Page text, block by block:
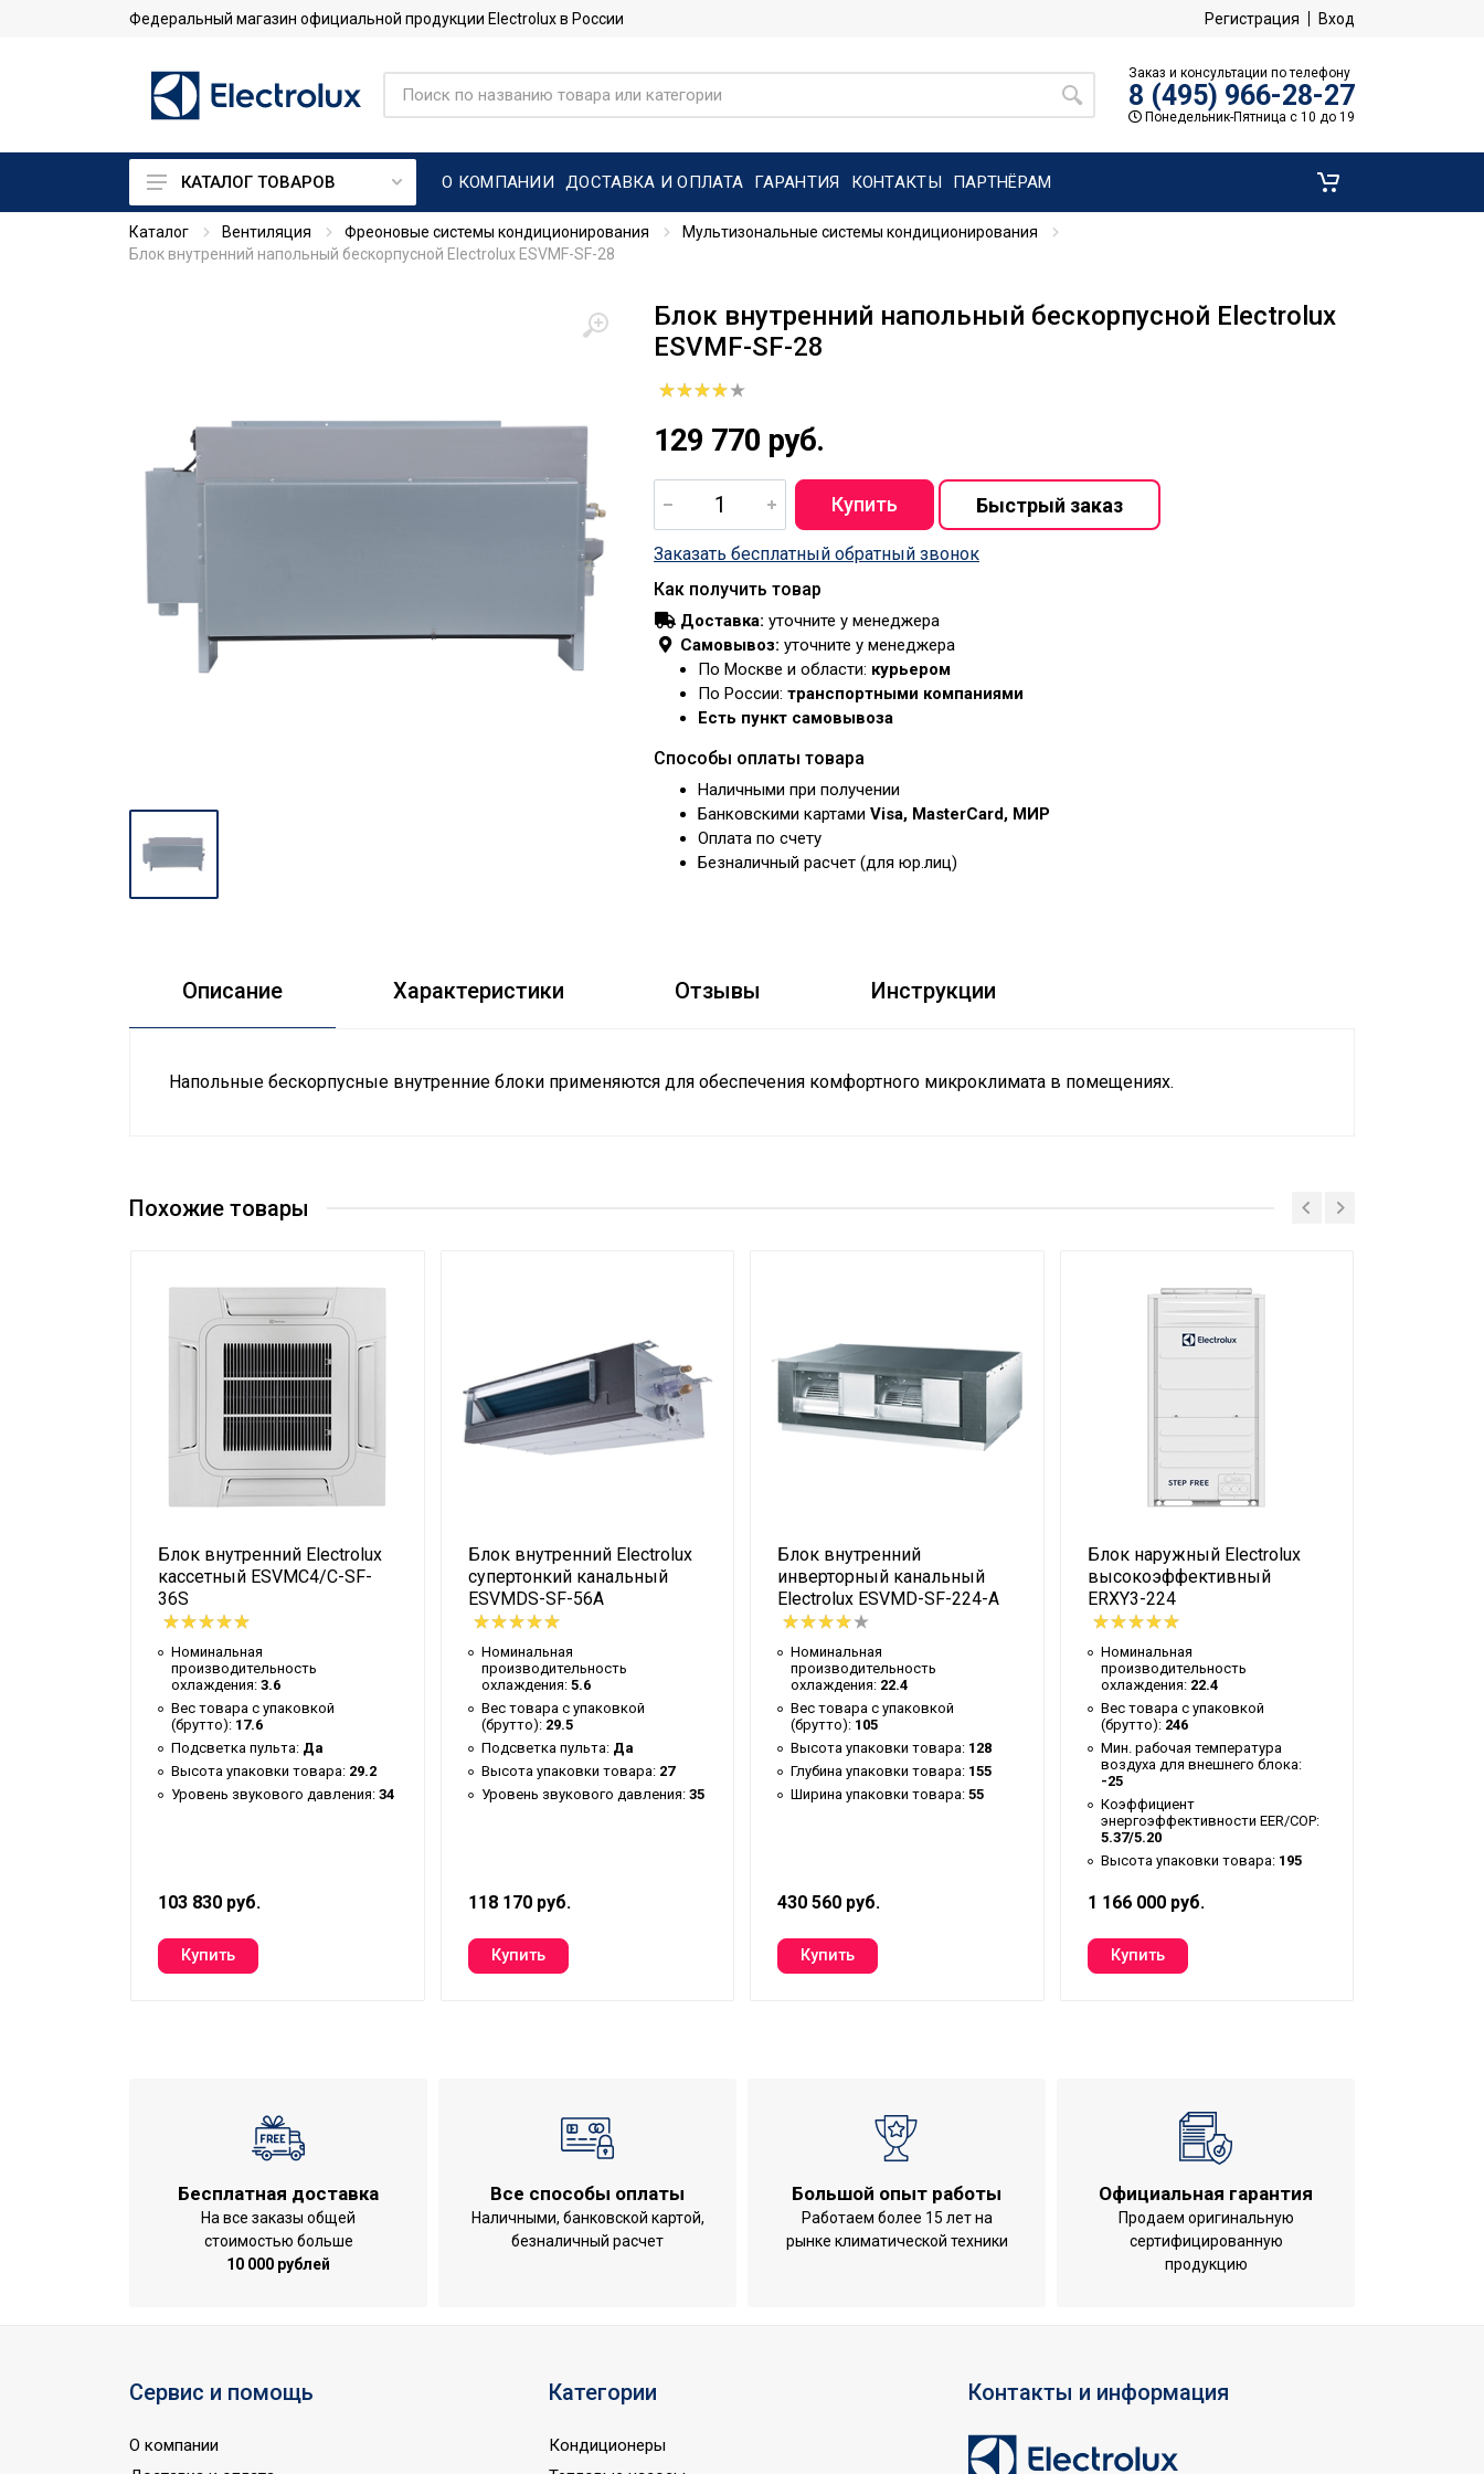
Федеральный магазин официальной продукции Electrolux в России Регистрация Вход
Заказ и консультации по телефону
8 (495) 966-28-27
Понедельник-Пятница с 10 до 19
Кондиционеры
КАТАЛОГ ТОВАРОВ О КОМПАНИИ ДОСТАВКА И ОПЛАТА ГАРАНТИЯ КОНТАКТЫ ПАРТНЁРАМ
Каталог Вентиляция Фреоновые системы кондиционирования
Мультизональные системы кондиционирования
Блок внутренний напольный бескорпусной Electrolux ESVMF-SF-28
Блок внутренний напольный бескорпусной Electrolux
ESVMF-SF-28
129 770 руб.
Заказать бесплатный обратный звонок
Как получить товар
Доставка: уточните у менеджера
Самовывоз: уточните у менеджера
По Москве и области: курьером
По России: транспортными компаниями
Есть пункт самовывоза
Способы оплаты товара
Наличными при получении
Банковскими картами Visa, MasterCard, МИР
Оплата по счету
Безналичный расчет (для юр.лиц)
Описание Характеристики Отзывы Инструкции
Напольные бескорпусные внутренние блоки применяются для обеспечения комфортного микроклимата в помещениях.
Высота упаковки товара
Бренд
Тип блока
Напольный
Гарантийный срок
3 года
ESVMF-SF
Высота товара
Уровень шума внутр. блока
Глубина товара
62
Срок службы
7 лет
Ширина товара
Эффективен для помещ. площадью до
28
Фильтры очистки воздуха
Воздушный фильтр
Вид управления
Дистанционное беспроводное
Инверторная технология
Нет
Вес товара (нетто)
18
Макс. производительность охлаждения
2.8
Производительность по воздуху
510
Потребляемая мощность в режиме нагрева
Область применения
Кондиционирование
Класс пылевлагозащищенности
IPX0
Страна производства
КНР
Похожие товары
Блок внутренний Electrolux
кассетный ESVMC4/C-SF-
36S
Номинальная
производительность
охлаждения: 3.6
Вес товара с упаковкой
(брутто): 17.6
Подсветка пульта: Да
Высота упаковки товара: 29.2
Уровень звукового давления: 34
103 830 руб.
Блок внутренний Electrolux
супертонкий канальный
ESVMDS-SF-56A
Номинальная
производительность
охлаждения: 5.6
Вес товара с упаковкой
(брутто): 29.5
Подсветка пульта: Да
Высота упаковки товара: 27
Уровень звукового давления: 35
118 170 руб.
Блок внутренний
инверторный канальный
Electrolux ESVMD-SF-224-А
Номинальная
производительность
охлаждения: 22.4
Вес товара с упаковкой
(брутто): 105
Высота упаковки товара: 128
Глубина упаковки товара: 155
Ширина упаковки товара: 55
430 560 руб.
Блок наружный Electrolux
высокоэффективный
ERXY3-224
Номинальная
производительность
охлаждения: 22.4
Вес товара с упаковкой
(брутто): 246
Мин. рабочая температура
воздуха для внешнего блока:
-25
Коэффициент
энергоэффективности EER/COP:
5.37/5.20
Высота упаковки товара: 195
1 166 000 руб.
Бесплатная доставка
На все заказы общей
стоимостью больше
10 000 рублей
Все способы оплаты
Наличными, банковской картой,
безналичный расчет
Большой опыт работы
Работаем более 15 лет на
рынке климатической техники
Официальная гарантия
Продаем оригинальную
сертифицированную
продукцию
Сервис и помощь
О компании
Категории
Кондиционеры
Контакты и информация